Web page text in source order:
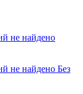
не найдено
не найдено Без